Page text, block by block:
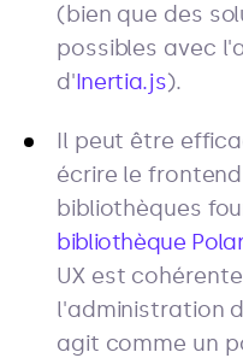
(bien que des
possibles avec
d'Inertia.js).
Il peut être
écrire le
bibliothèques
bibliothèque
UX est
l'administration
agit comme un